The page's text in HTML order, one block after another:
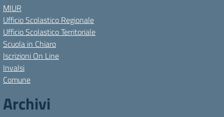
MIUR
Ufficio Scolastico Regionale
Ufficio Scolastico Territoriale
Scuola in Chiaro
Iscrizioni On Line
Invalsi
Comune
Archivi